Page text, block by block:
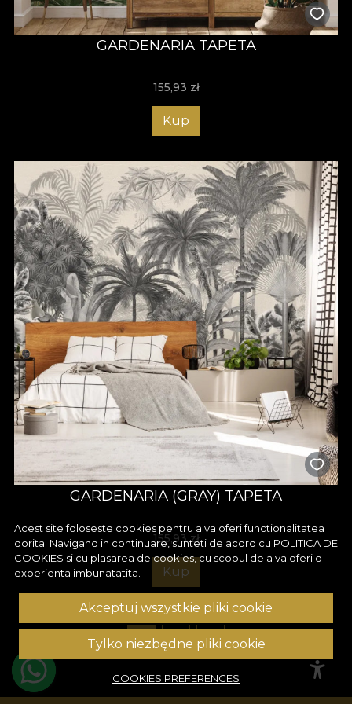
GARDENARIA TAPETA
155,93 zł
Kup
GARDENARIA (GRAY) TAPETA
155,93 zł
Kup
1 2 3
Acest site foloseste cookies pentru a va oferi functionalitatea
dorita. Navigand in continuare, sunteti de acord cu POLITICA DE
COOKIES si cu plasarea de cookies, cu scopul de a va oferi o
experienta imbunatatita.
Akceptuj wszystkie pliki cookie
Tylko niezbędne pliki cookie
COOKIES PREFERENCES